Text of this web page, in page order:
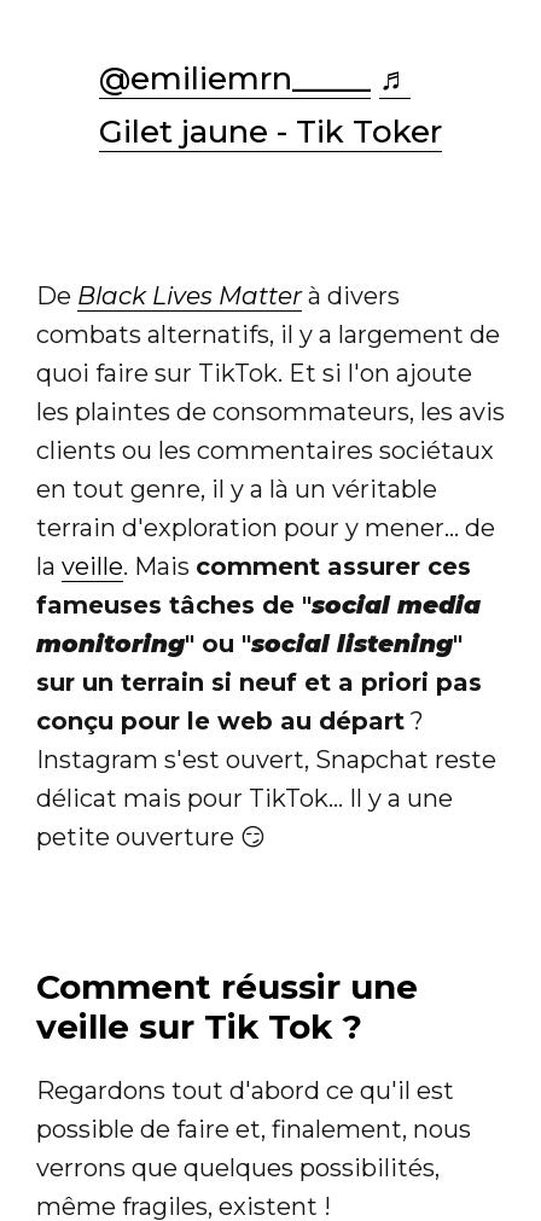
@emiliemrn_____ ♬
Gilet jaune - Tik Toker
De Black Lives Matterà divers
combats alternatifs, il y a largement de
quoi faire sur TikTok. Et si l'on ajoute
les plaintes de consommateurs, les avis
clients ou les commentaires sociétaux
en tout genre, il y a là un véritable
terrain d'exploration pour y mener... de
la veille. Mais comment assurer ces
fameuses tâches de "social media
monitoring" ou "social listening"
sur un terrain si neuf et a priori pas
conçu pour le web au départ ?
Instagram s'est ouvert, Snapchat reste
délicat mais pour TikTok... Il y a une
petite ouverture 😏
Comment réussir une
veille sur Tik Tok ?
Regardons tout d'abord ce qu'il est
possible de faire et, finalement, nous
verrons que quelques possibilités,
même fragiles, existent !